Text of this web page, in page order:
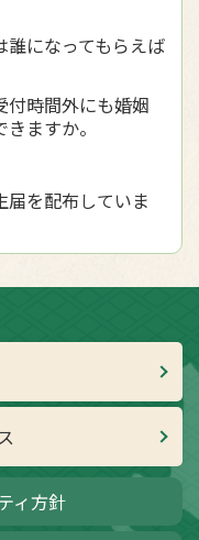
誰になってもらえば
付時間外にも婚姻
ますか。
届を配布していま
ィ方針